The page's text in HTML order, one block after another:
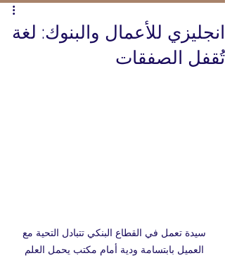
انجليزي للأعمال والبنوك: لغة
تُقفل الصفقات
سيدة تعمل في القطاع البنكي تتبادل التحية مع
العميل بابتسامة ودية أمام مكتب يحمل العلم